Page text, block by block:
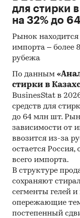
рассчитаны в
География
РК, регионы РК,
Категории:
Растительное
СНГ /
для стирки
на 32% до
Рынок
импорта – более
рубежа
По данным
стирки в
BusinesStat в
средств для
до 64 млн шт.
зависимости от
ввозится из-за
остается Россия,
всего импорта.
В структуре
сохраняют
сегменты гелей
опережающие
постепенный